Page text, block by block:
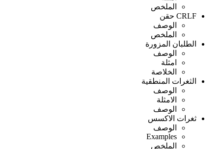
الملخص
CRLF حقن
الوصف
الملخص
الطلبان المزورة
الوصف
امثلة
الخلاصة
الثغرات المنطقية
الوصف
الامثلة
الوصف
ثغرات الاكسس
الوصف
Examples
الملخص